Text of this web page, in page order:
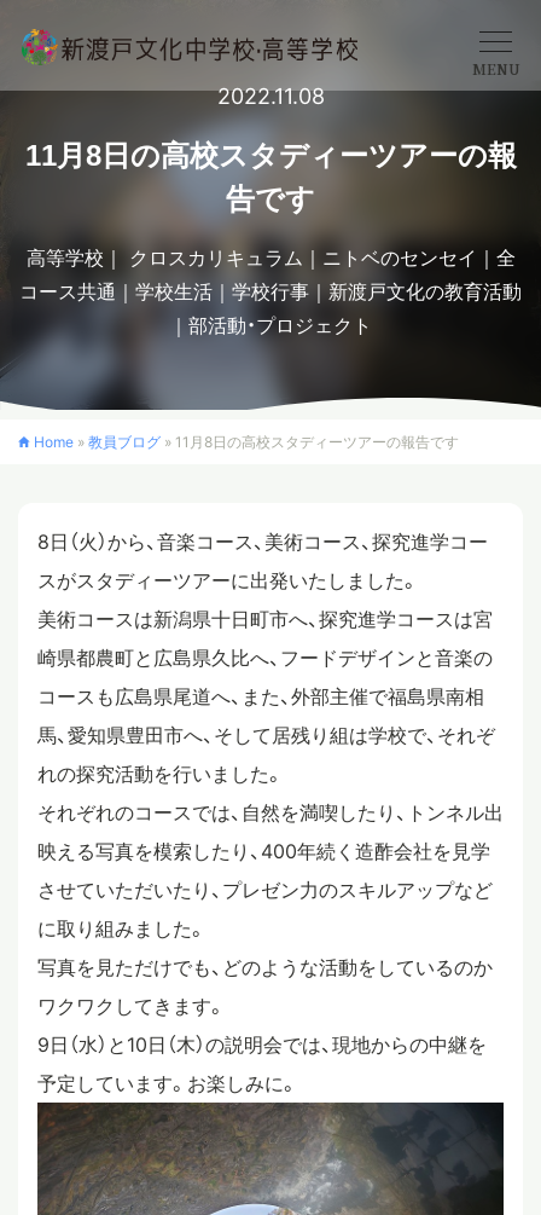
学校概要
入学案内
スタディツアー
ニュース
教員ブログ
在校生・保護者・卒業生の方へ
MENU
2022.11.08
11月8日の高校スタディーツアーの報
告です
高等学校 クロスカリキュラム ニトベのセンセイ
全
コース共通
学校生活 学校行事
新渡戸文化の教育活動
部活動・プロジェクト
Home » 教員ブログ » 11月8日の高校スタディーツアーの報告です
8日（火）から、音楽コース、美術コース、探究進学コー
スがスタディーツアーに出発いたしました。
美術コースは新潟県十日町市へ、探究進学コースは宮
崎県都農町と広島県久比へ、フードデザインと音楽の
コースも広島県尾道へ、また、外部主催で福島県南相
馬、愛知県豊田市へ、そして居残り組は学校で、それぞ
れの探究活動を行いました。
それぞれのコースでは、自然を満喫したり、トンネル出
映える写真を模索したり、400年続く造酢会社を見学
させていただいたり、プレゼン力のスキルアップなど
に取り組みました。
写真を見ただけでも、どのような活動をしているのか
ワクワクしてきます。
9日（水）と10日（木）の説明会では、現地からの中継を
予定しています。お楽しみに。